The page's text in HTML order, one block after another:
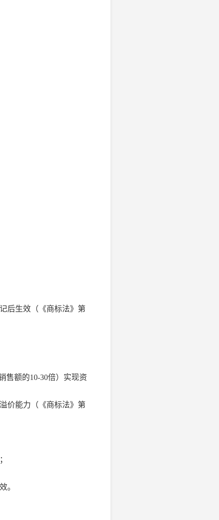
后生效（《商标法》第
售额的10-30倍）实现资
价能力（《商标法》第
。